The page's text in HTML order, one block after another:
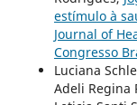
estímulo à
Journal of
Congresso
Luciana
Adeli Regina